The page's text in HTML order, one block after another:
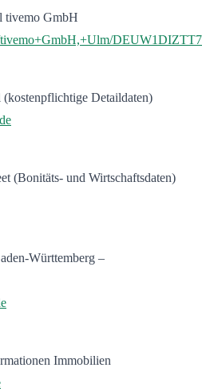
tivemo GmbH
tivemo+GmbH,+Ulm/
Detaildaten)
(Bonitäts- und Wirtschaftsdaten)
Württemberg –
Immobilien